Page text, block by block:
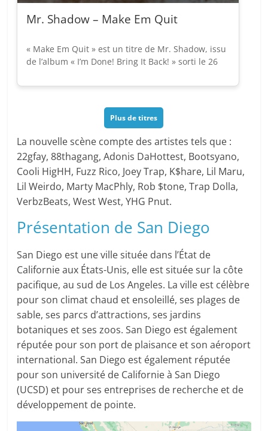
Mr. Shadow – Make Em Quit
« Make Em Quit » est un titre de Mr. Shadow, issu
de l’album « I’m Done! Bring It Back! » sorti le 26
Plus de titres
La nouvelle scène compte des artistes tels que :
22gfay, 88thagang, Adonis DaHottest, Bootsyano,
Cooli HigHH, Fuzz Rico, Joey Trap, K$hare, Lil Maru,
Lil Weirdo, Marty MacPhly, Rob $tone, Trap Dolla,
VerbzBeats, West West, YHG Pnut.
Présentation de San Diego
San Diego est une ville située dans l’État de
Californie aux États-Unis, elle est située sur la côte
pacifique, au sud de Los Angeles. La ville est célèbre
pour son climat chaud et ensoleillé, ses plages de
sable, ses parcs d’attractions, ses jardins
botaniques et ses zoos. San Diego est également
réputée pour son port de plaisance et son aéroport
international. San Diego est également réputée
pour son université de Californie à San Diego
(UCSD) et pour ses entreprises de recherche et de
développement de pointe.